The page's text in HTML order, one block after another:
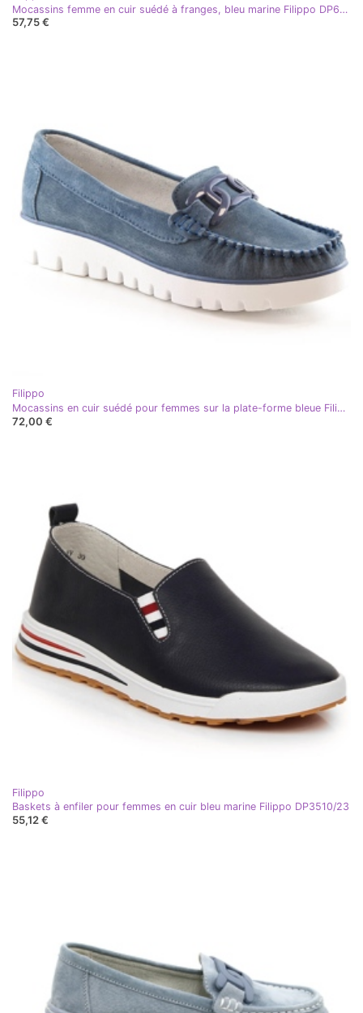
Mocassins femme en cuir suédé à franges, bleu marine Filippo DP6136
57,75 €
Filippo
Mocassins en cuir suédé pour femmes sur la plate-forme bleue Filippo DP3334
72,00 €
Filippo
Baskets à enfiler pour femmes en cuir bleu marine Filippo DP3510/23
55,12 €